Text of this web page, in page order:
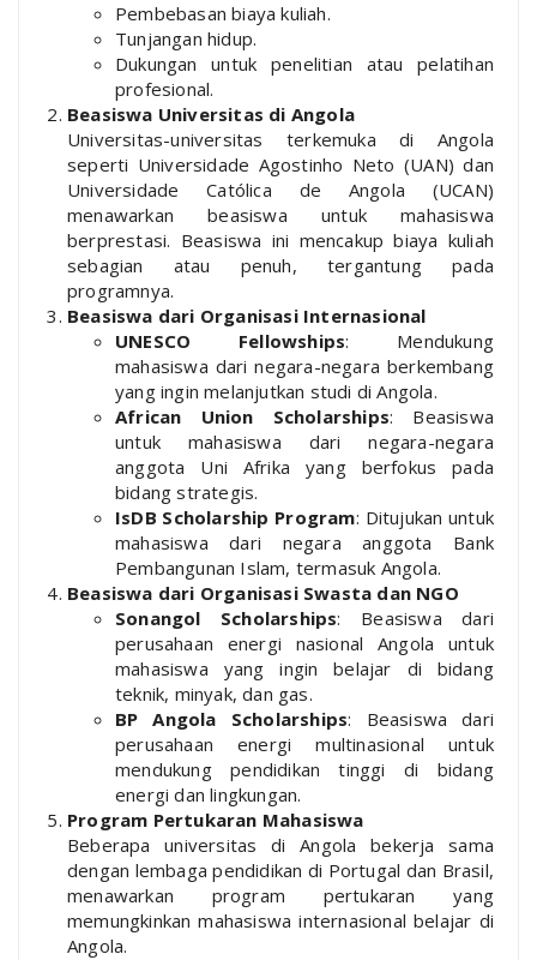
Pembebasan biaya kuliah.
Tunjangan hidup.
Dukungan untuk penelitian atau pelatihan
profesional.
Beasiswa Universitas di Angola
Universitas-universitas terkemuka di Angola
seperti Universidade Agostinho Neto (UAN) dan
Universidade Católica de Angola (UCAN)
menawarkan beasiswa untuk mahasiswa
berprestasi. Beasiswa ini mencakup biaya kuliah
sebagian atau penuh, tergantung pada
programnya.
Beasiswa dari Organisasi Internasional
UNESCO Fellowships: Mendukung
mahasiswa dari negara-negara berkembang
yang ingin melanjutkan studi di Angola.
African Union Scholarships: Beasiswa
untuk mahasiswa dari negara-negara
anggota Uni Afrika yang berfokus pada
bidang strategis.
IsDB Scholarship Program: Ditujukan untuk
mahasiswa dari negara anggota Bank
Pembangunan Islam, termasuk Angola.
Beasiswa dari Organisasi Swasta dan NGO
Sonangol Scholarships: Beasiswa dari
perusahaan energi nasional Angola untuk
mahasiswa yang ingin belajar di bidang
teknik, minyak, dan gas.
BP Angola Scholarships: Beasiswa dari
perusahaan energi multinasional untuk
mendukung pendidikan tinggi di bidang
energi dan lingkungan.
Program Pertukaran Mahasiswa
Beberapa universitas di Angola bekerja sama
dengan lembaga pendidikan di Portugal dan Brasil,
menawarkan program pertukaran yang
memungkinkan mahasiswa internasional belajar di
Angola.